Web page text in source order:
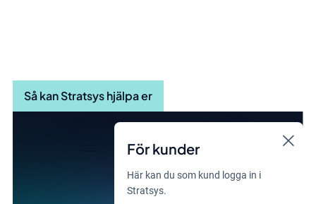
För kunder
Här kan du som kund logga in i
Stratsys.
Så kan Stratsys hjälpa er